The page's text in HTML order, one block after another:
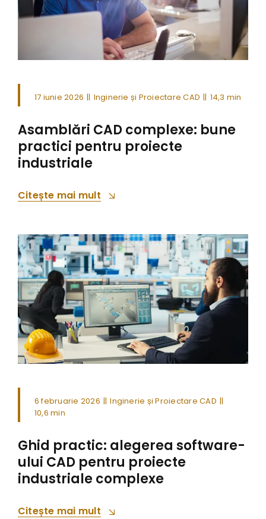
17 iunie 2026 || Inginerie și Proiectare CAD || 14,3 min
Asamblări CAD complexe: bune
practici pentru proiecte
industriale
Citește mai mult
6 februarie 2026 || Inginerie și Proiectare CAD ||
10,6 min
Ghid practic: alegerea software-
ului CAD pentru proiecte
industriale complexe
Citește mai mult